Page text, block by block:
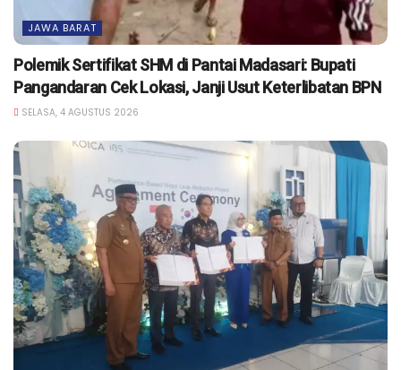
JAWA BARAT
Polemik Sertifikat SHM di Pantai Madasari: Bupati
Pangandaran Cek Lokasi, Janji Usut Keterlibatan BPN
SELASA, 4 AGUSTUS 2026